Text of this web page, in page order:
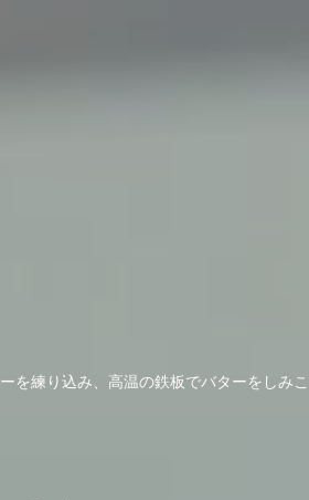
を練り込み、高温の鉄板でバターをしみ